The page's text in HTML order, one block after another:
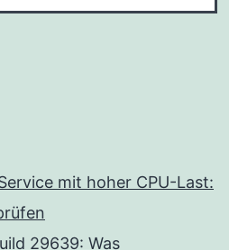
mit hoher CPU-Last:
29639: Was